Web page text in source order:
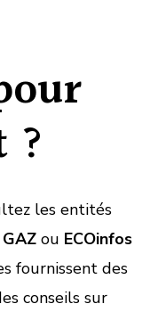
?
les entités
ou ECOinfos
fournissent des
conseils sur